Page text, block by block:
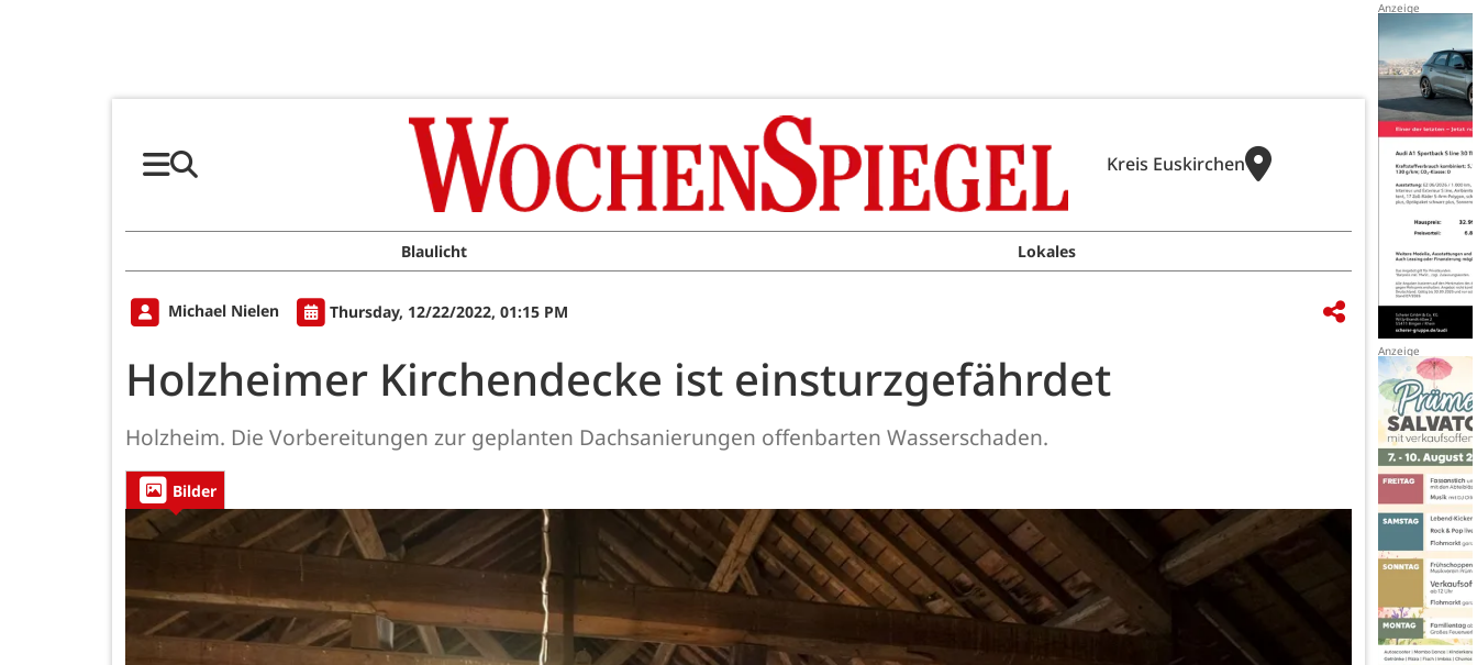
Kreis Euskirchen
Blaulicht Lokales
Michael Nielen Thursday, 12/22/2022, 01:15 PM
Holzheimer Kirchendecke ist einsturzgefährdet
Holzheim. Die Vorbereitungen zur geplanten Dachsanierungen offenbarten Wasserschaden.
Bilder